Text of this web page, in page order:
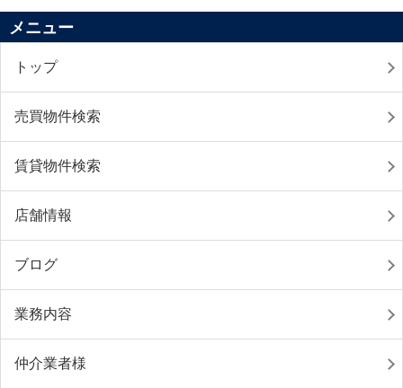
メニュー
トップ
売買物件検索
賃貸物件検索
店舗情報
ブログ
業務内容
仲介業者様